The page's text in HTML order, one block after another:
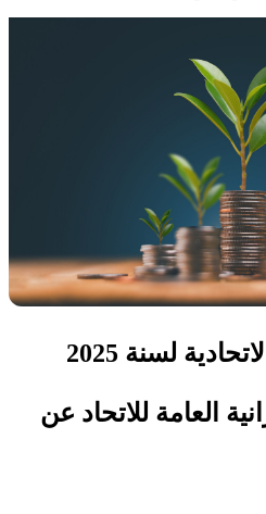
لسنة 2025
العامة للاتحاد عن